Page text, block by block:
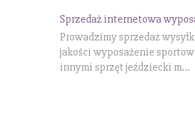
Sprzedaż internetowa
Prowadzimy sprzedaż
jakości wyposażenie
innymi sprzęt jeździecki m...